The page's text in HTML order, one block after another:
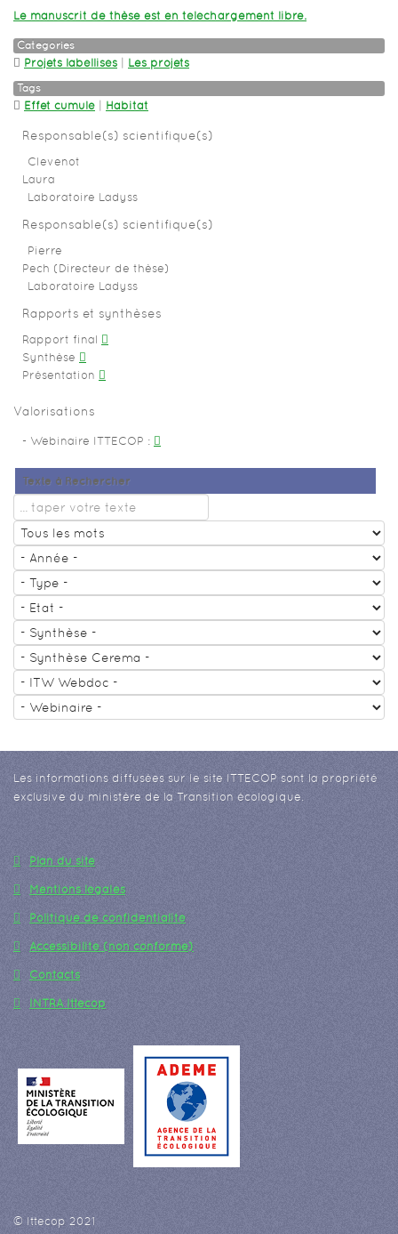
Le manuscrit de thèse est en téléchargement libre.
Categories
Projets labéllisés Les projets
Tags
Effet cumulé Habitat
Responsable(s) scientifique(s)
Clevenot
Laura
Laboratoire Ladyss
Responsable(s) scientifique(s)
Pierre
Pech (Directeur de thèse)
Laboratoire Ladyss
Rapports et synthèses
Rapport final
Synthèse
Présentation
Valorisations
Webinaire ITTECOP :
Texte à Rechercher
Les informations diffusées sur le site ITTECOP sont la propriété
exclusive du ministère de la Transition écologique.
Plan du site
Mentions légales
Politique de confidentialité
Accessibilité (non conforme)
Contacts
INTRA Ittecop
© Ittecop 2021